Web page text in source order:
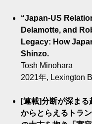
“Japan-US
Delamotte, and
Legacy: How
Shinzo.
Tosh Minohara
2021年, Lexington
[連載]分断が深ま
からとらえるトラ